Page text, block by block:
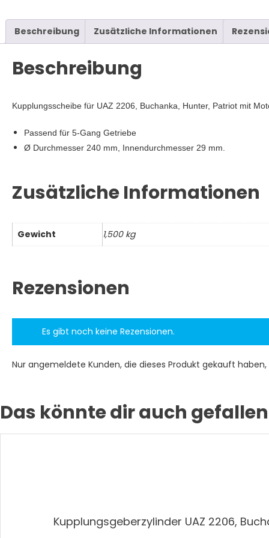
Beschreibung Zusätzliche Informationen
Beschreibung
Kupplungsscheibe für UAZ 2206, Buchanka, Hunter, Patriot mit
Passend für 5-Gang Getriebe
Ø Durchmesser 240 mm, Innendurchmesser 29 mm.
Zusätzliche Informationen
Gewicht 1,500 kg
Rezensionen
Es gibt noch keine Rezensionen.
Nur angemeldete Kunden, die dieses Produkt gekauft
Das könnte dir auch
Kupplungsgeberzylinder UAZ 2206,